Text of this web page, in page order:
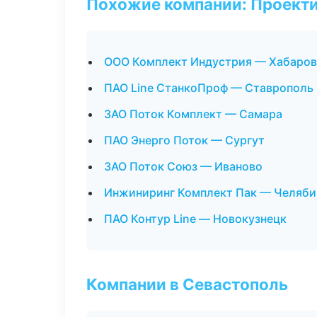
Похожие компании:
ООО Комплект Индустрия —
ПАО Line СтанкоПроф — Ставрополь
ЗАО Поток Комплект — Самара
ПАО Энерго Поток — Сургут
ЗАО Поток Союз — Иваново
Инжиниринг Комплект Пак —
ПАО Контур Line — Новокузнецк
Компании в Севастополь